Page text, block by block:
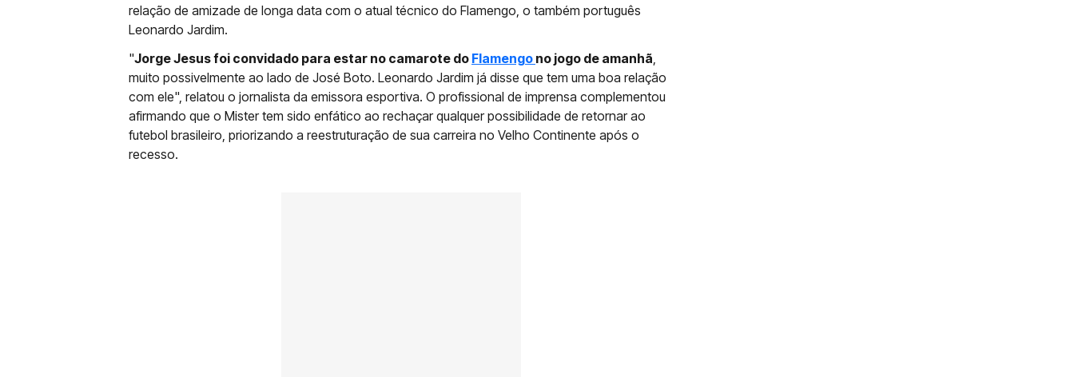
relação de amizade de longa data com o atual técnico do Flamengo, o também português
Leonardo Jardim.
"Jorge Jesus foi convidado para estar no camarote do Flamengo no jogo de amanhã,
muito possivelmente ao lado de José Boto. Leonardo Jardim já disse que tem uma boa relação
com ele", relatou o jornalista da emissora esportiva. O profissional de imprensa complementou
afirmando que o Mister tem sido enfático ao rechaçar qualquer possibilidade de retornar ao
futebol brasileiro, priorizando a reestruturação de sua carreira no Velho Continente após o
recesso.